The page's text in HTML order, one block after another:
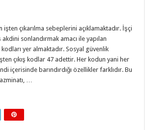
işten çıkarılma sebeplerini açıklamaktadır. İşçi
sonlandırmak amacı ile yapılan
yer almaktadır. Sosyal güvenlik
çıkış kodlar 47 adettir. Her kodun yani her
içerisinde barındırdığı özellikler farklıdır. Bu
…